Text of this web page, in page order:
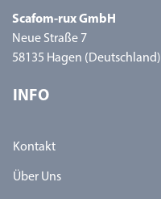
Scafom-rux GmbH
Neue Straße 7
58135 Hagen (Deutschland)
INFO
Kontakt
Über Uns